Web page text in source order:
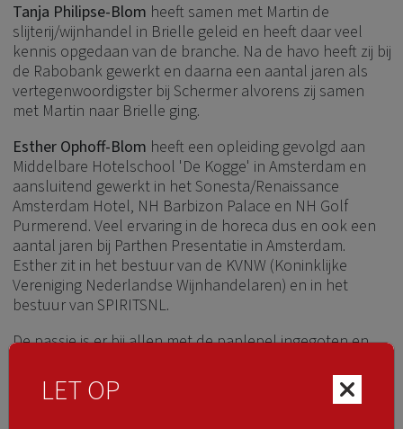
LET OP
Tanja Philipse-Blom heeft samen met Martin de
slijterij/wijnhandel in Brielle geleid en heeft daar veel
kennis opgedaan van de branche. Na de havo heeft zij bij
de Rabobank gewerkt en daarna een aantal jaren als
vertegenwoordigster bij Schermer alvorens zij samen
met Martin naar Brielle ging.
Esther Ophoff-Blom heeft een opleiding gevolgd aan
Middelbare Hotelschool 'De Kogge' in Amsterdam en
aansluitend gewerkt in het Sonesta/Renaissance
Amsterdam Hotel, NH Barbizon Palace en NH Golf
Purmerend. Veel ervaring in de horeca dus en ook een
aantal jaren bij Parthen Presentatie in Amsterdam.
Esther zit in het bestuur van de KVNW (Koninklijke
Vereniging Nederlandse Wijnhandelaren) en in het
bestuur van SPIRITSNL.
De passie is er bij allen met de paplepel ingegoten en
maken het tot een unieke combinatie. Passie voor de
'drank', kennis van het vak, geboren ondernemers pur